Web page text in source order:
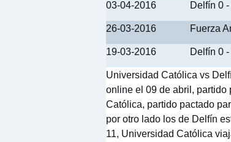
03-04-2016
Delfín 0
26-03-2016 Fuerza
19-03-2016 Delfín 0
Universidad Católica vs
online el 09 de abril, partido
Católica, partido pactado
por otro lado los de Delfín
11, Universidad Católica